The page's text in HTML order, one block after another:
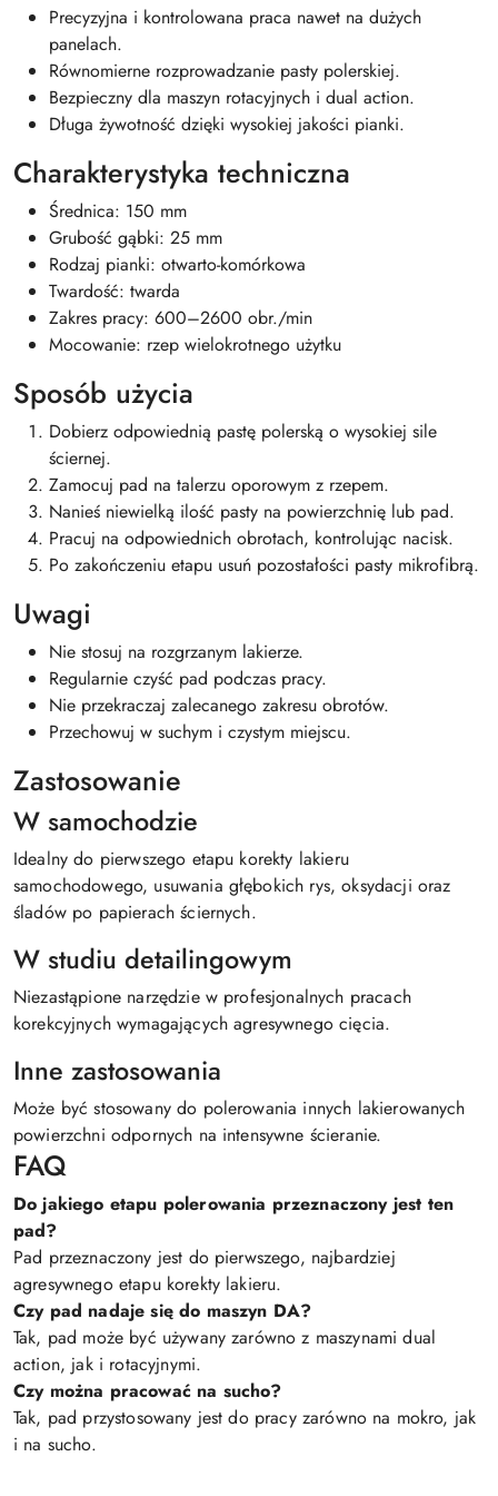
Precyzyjna i kontrolowana praca nawet na dużych
panelach.
Równomierne rozprowadzanie pasty polerskiej.
Bezpieczny dla maszyn rotacyjnych i dual action.
Długa żywotność dzięki wysokiej jakości pianki.
Charakterystyka techniczna
Średnica: 150 mm
Grubość gąbki: 25 mm
Rodzaj pianki: otwarto-komórkowa
Twardość: twarda
Zakres pracy: 600–2600 obr./min
Mocowanie: rzep wielokrotnego użytku
Sposób użycia
Dobierz odpowiednią pastę polerską o wysokiej sile
ściernej.
Zamocuj pad na talerzu oporowym z rzepem.
Nanieś niewielką ilość pasty na powierzchnię lub pad.
Pracuj na odpowiednich obrotach, kontrolując nacisk.
Po zakończeniu etapu usuń pozostałości pasty mikrofibrą.
Uwagi
Nie stosuj na rozgrzanym lakierze.
Regularnie czyść pad podczas pracy.
Nie przekraczaj zalecanego zakresu obrotów.
Przechowuj w suchym i czystym miejscu.
Zastosowanie
W samochodzie
Idealny do pierwszego etapu korekty lakieru
samochodowego, usuwania głębokich rys, oksydacji oraz
śladów po papierach ściernych.
W studiu detailingowym
Niezastąpione narzędzie w profesjonalnych pracach
korekcyjnych wymagających agresywnego cięcia.
Inne zastosowania
Może być stosowany do polerowania innych lakierowanych
powierzchni odpornych na intensywne ścieranie.
FAQ
Do jakiego etapu polerowania przeznaczony jest ten
pad?
Pad przeznaczony jest do pierwszego, najbardziej
agresywnego etapu korekty lakieru.
Czy pad nadaje się do maszyn DA?
Tak, pad może być używany zarówno z maszynami dual
action, jak i rotacyjnymi.
Czy można pracować na sucho?
Tak, pad przystosowany jest do pracy zarówno na mokro, jak
i na sucho.